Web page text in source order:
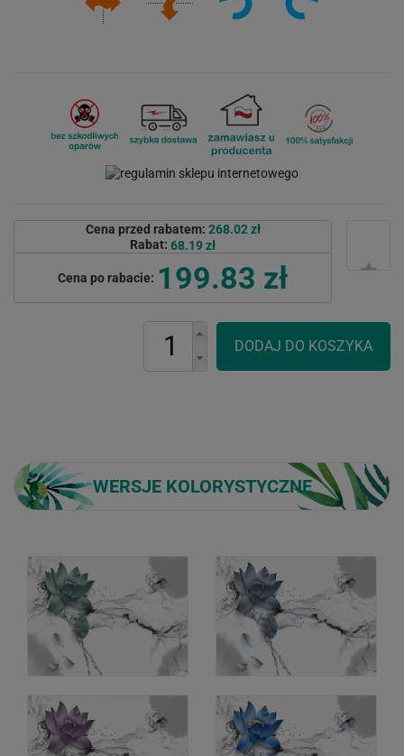
Cena przed rabatem: 268.02 zł
Rabat: 68.19 zł
Cena po rabacie: 199.83 zł
WERSJE KOLORYSTYCZNE